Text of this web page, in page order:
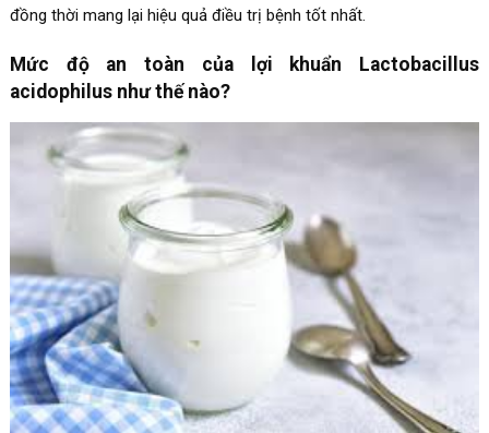
đồng thời mang lại hiệu quả điều trị bệnh tốt nhất.
Mức độ an toàn của lợi khuẩn Lactobacillus
acidophilus như thế nào?